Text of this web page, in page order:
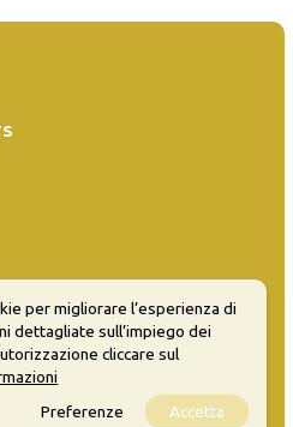
per migliorare l’esperienza di
dettagliate sull’impiego dei
cliccare sul
Preferenze
Accetta